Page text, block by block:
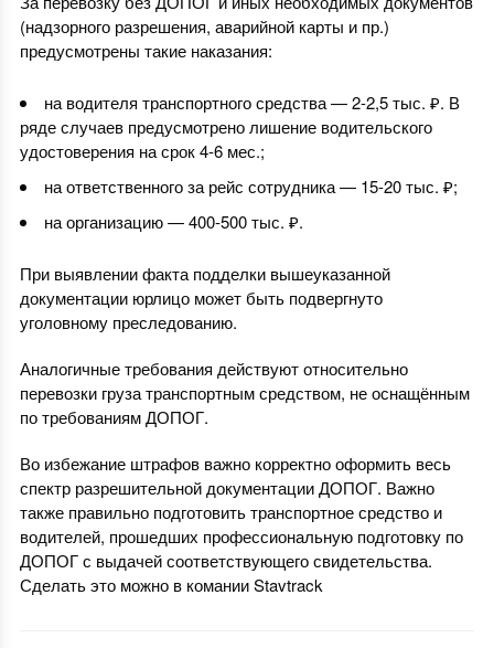
(надзорного разрешения, аварийной карты и пр.)
предусмотрены такие наказания:
на водителя транспортного средства — 2-2,5 тыс. ₽. В
ряде случаев предусмотрено лишение водительского
удостоверения на срок 4-6 мес.;
на ответственного за рейс сотрудника — 15-20 тыс. ₽;
на организацию — 400-500 тыс. ₽.
При выявлении факта подделки вышеуказанной
документации юрлицо может быть подвергнуто
уголовному преследованию.
Аналогичные требования действуют относительно
перевозки груза транспортным средством, не оснащённым
по требованиям ДОПОГ.
Во избежание штрафов важно корректно оформить весь
спектр разрешительной документации ДОПОГ. Важно
также правильно подготовить транспортное средство и
водителей, прошедших профессиональную подготовку по
ДОПОГ с выдачей соответствующего свидетельства.
Сделать это можно в команииStavtrack